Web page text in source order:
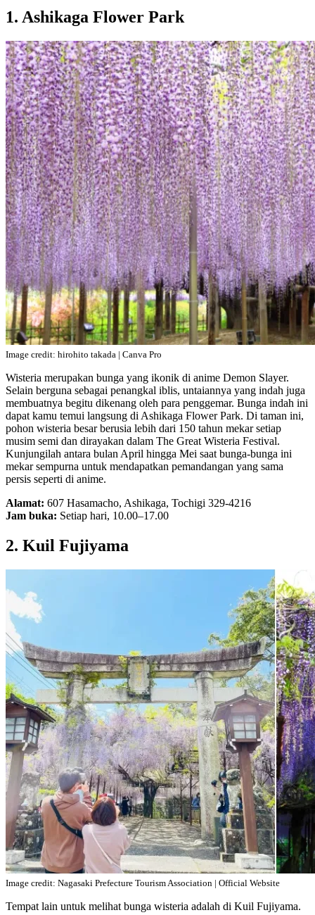
1. Ashikaga Flower Park
Image credit: hirohito takada | Canva Pro
Wisteria merupakan bunga yang ikonik di anime Demon Slayer.
Selain berguna sebagai penangkal iblis, untaiannya yang indah juga
membuatnya begitu dikenang oleh para penggemar. Bunga indah ini
dapat kamu temui langsung di Ashikaga Flower Park. Di taman ini,
pohon wisteria besar berusia lebih dari 150 tahun mekar setiap
musim semi dan dirayakan dalam The Great Wisteria Festival.
Kunjungilah antara bulan April hingga Mei saat bunga-bunga ini
mekar sempurna untuk mendapatkan pemandangan yang sama
persis seperti di anime.
Alamat: 607 Hasamacho, Ashikaga, Tochigi 329-4216
Jam buka: Setiap hari, 10.00–17.00
2. Kuil Fujiyama
Image credit: Nagasaki Prefecture Tourism Association | Official Website
Tempat lain untuk melihat bunga wisteria adalah di Kuil Fujiyama.